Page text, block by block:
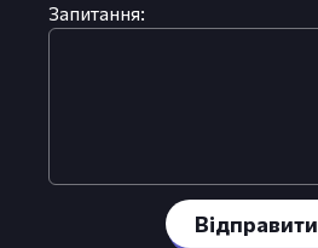
Запитання:
Відправити